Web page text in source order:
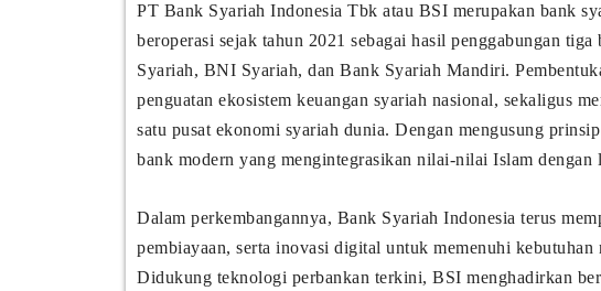
PT Bank Syariah Indonesia Tbk atau BSI merupakan bank
beroperasi sejak tahun 2021 sebagai hasil penggabungan
Syariah, BNI Syariah, dan Bank Syariah Mandiri.
penguatan ekosistem keuangan syariah nasional, sekaligus
satu pusat ekonomi syariah dunia. Dengan mengusung prinsip
bank modern yang mengintegrasikan nilai-nilai Islam
Dalam perkembangannya, Bank Syariah Indonesia terus
pembiayaan, serta inovasi digital untuk memenuhi
Didukung teknologi perbankan terkini, BSI menghadirkan